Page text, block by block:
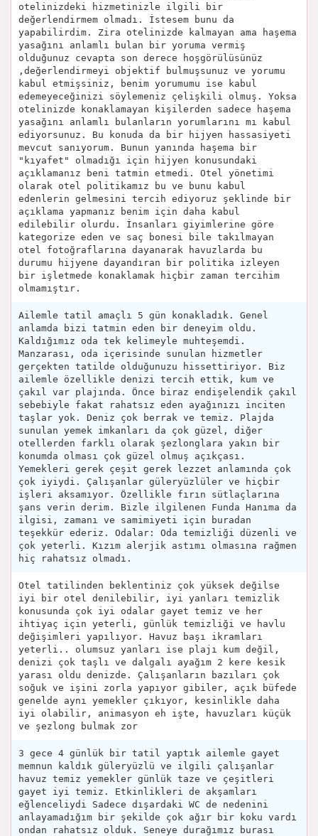
otelinizdeki hizmetinizle ilgili bir
değerlendirmem olmadı. İstesem bunu da
yapabilirdim. Zira otelinizde kalmayan ama haşema
yasağını anlamlı bulan bir yoruma vermiş
olduğunuz cevapta son derece hoşgörülüsünüz
,değerlendirmeyi objektif bulmuşsunuz ve yorumu
kabul etmişsiniz, benim yorumumu ise kabul
edemeyeceğinizi söylemeniz çelişkili olmuş. Yoksa
otelinizde konaklamayan kişilerden sadece haşema
yasağını anlamlı bulanların yorumlarını mı kabul
ediyorsunuz. Bu konuda da bir hijyen hassasiyeti
mevcut sanıyorum. Bunun yanında haşema bir
"kıyafet" olmadığı için hijyen konusundaki
açıklamanız beni tatmin etmedi. Otel yönetimi
olarak otel politikamız bu ve bunu kabul
edenlerin gelmesini tercih ediyoruz şeklinde bir
açıklama yapmanız benim için daha kabul
edilebilir olurdu. İnsanları giyimlerine göre
kategorize eden ve saç bonesi bile takılmayan
otel fotoğraflarına dayanarak havuzlarda bu
durumu hijyene dayandıran bir politika izleyen
bir işletmede konaklamak hiçbir zaman tercihim
olmamıştır.
Ailemle tatil amaçlı 5 gün konakladık. Genel
anlamda bizi tatmin eden bir deneyim oldu.
Kaldığımız oda tek kelimeyle muhteşemdi.
Manzarası, oda içerisinde sunulan hizmetler
gerçekten tatilde olduğunuzu hissettiriyor. Biz
ailemle özellikle denizi tercih ettik, kum ve
çakıl var plajında. Önce biraz endişelendik çakıl
sebebiyle fakat rahatsız eden ayağınızı inciten
taşlar yok. Deniz çok berrak ve temiz. Plajda
sunulan yemek imkanları da çok güzel, diğer
otellerden farklı olarak şezlonglara yakın bir
konumda olması çok güzel olmuş açıkçası.
Yemekleri gerek çeşit gerek lezzet anlamında çok
çok iyiydi. Çalışanlar güleryüzlüler ve hiçbir
işleri aksamıyor. Özellikle fırın sütlaçlarına
şans verin derim. Bizle ilgilenen Funda Hanıma da
ilgisi, zamanı ve samimiyeti için buradan
teşekkür ederiz. Odalar: Oda temizliği düzenli ve
çok yeterli. Kızım alerjik astımı olmasına rağmen
hiç rahatsız olmadı.
Otel tatilinden beklentiniz çok yüksek değilse
iyi bir otel denilebilir, iyi yanları temizlik
konusunda çok iyi odalar gayet temiz ve her
ihtiyaç için yeterli, günlük temizliği ve havlu
değişimleri yapılıyor. Havuz başı ikramları
yeterli.. olumsuz yanları ise plajı kum değil,
denizi çok taşlı ve dalgalı ayağım 2 kere kesik
yarası oldu denizde. Çalışanların bazıları çok
soğuk ve işini zorla yapıyor gibiler, açık büfede
genelde aynı yemekler çıkıyor, kesinlikle daha
iyi olabilir, animasyon eh işte, havuzları küçük
ve şezlong bulmak zor
3 gece 4 günlük bir tatil yaptık ailemle gayet
memnun kaldık güleryüzlü ve ilgili çalışanlar
havuz temiz yemekler günlük taze ve çeşitleri
gayet iyi temiz. Etkinlikleri de akşamları
eğlenceliydi Sadece dışardaki WC de nedenini
anlayamadığım bir şekilde çok ağır bir koku vardı
ondan rahatsız olduk. Seneye durağımız burası